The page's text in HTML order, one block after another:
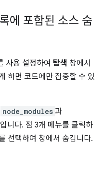
에 포함된 소스 숨
사용 설정하여 탐색 창에서
하면 코드에만 집중할 수 있
node_modules 과
니다. 점 3개 메뉴를 클릭하
선택하여 창에서 숨깁니다.